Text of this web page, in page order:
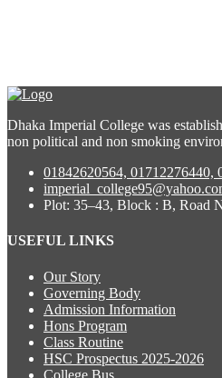
Dhaka Imperial College was
non political and non smoking
01842620564, 01712276440,
Plot: 35–43, Block : B, Road
USEFUL LINKS
Our Story
Governing Body
Admission Information
Hons Program
Class Routine
HSC Prospectus 2025-2026
College Bus